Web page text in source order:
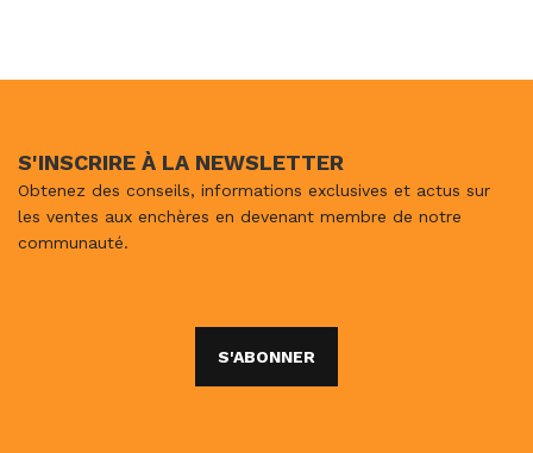
S'INSCRIRE À LA NEWSLETTER
Obtenez des conseils, informations exclusives et actus sur
les ventes aux enchères en devenant membre de notre
communauté.
S'ABONNER